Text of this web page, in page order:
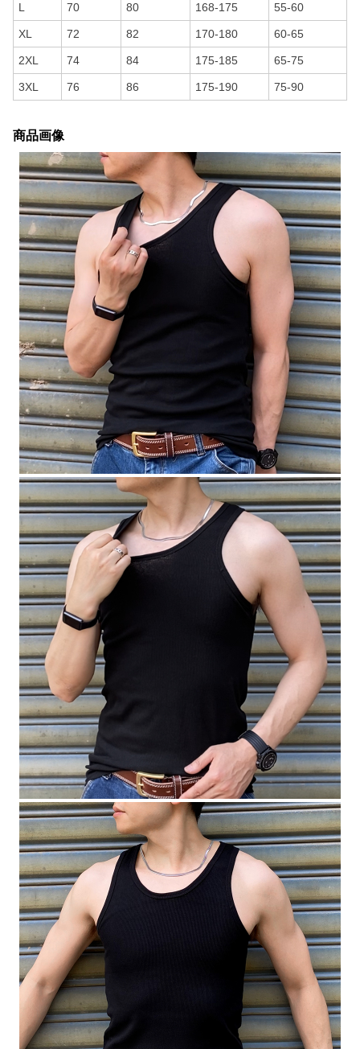
L 70 80 168-175 55-60
XL 72 82 170-180 60-65
2XL 74 84 175-185 65-75
3XL 76 86 175-190 75-90
商品画像